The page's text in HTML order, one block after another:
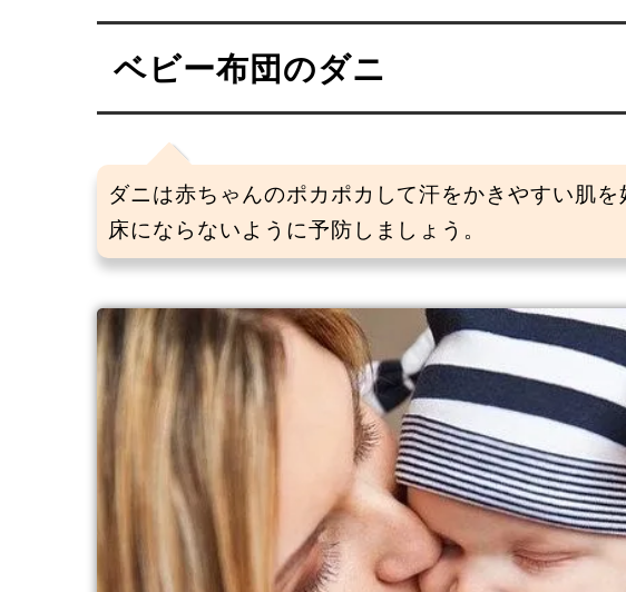
ベビー布団のダニ
ダニは赤ちゃんのポカポカして汗をかきやすい肌
床にならないように予防しましょう。